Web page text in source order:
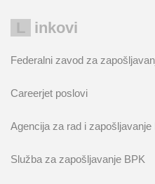
Linkovi
Federalni zavod za
Careerjet poslovi
Agencija za rad i zapošljavanje
Služba za zapošljavanje BPK